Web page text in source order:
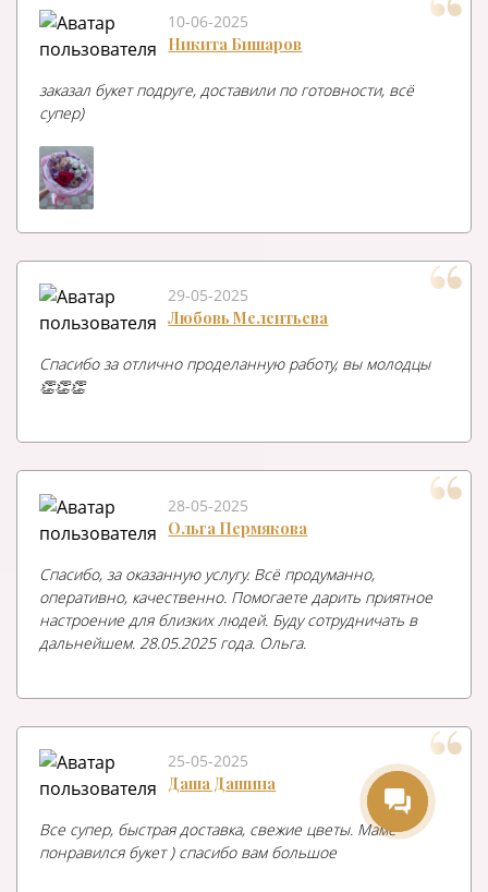
МиАмор
Здравствуйте! Готова помочь
мне, если у вас появятся
10-06-2025
Никита Бишаров
заказал букет подруге, доставили по готовности, всё
супер)
29-05-2025
Любовь Мелентьева
Спасибо за отлично проделанную работу, вы молодцы
👏👏👏
28-05-2025
Ольга Пермякова
Спасибо, за оказанную услугу. Всё продуманно,
оперативно, качественно. Помогаете дарить приятное
настроение для близких людей. Буду сотрудничать в
дальнейшем. 28.05.2025 года. Ольга.
25-05-2025
Даша Дашина
Все супер, быстрая доставка, свежие цветы. Маме
понравился букет ) спасибо вам большое